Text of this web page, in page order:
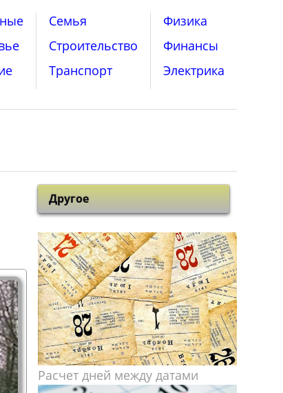
Семья
Строительство
Транспорт
Физика
Финансы
Электрика
Другое
Расчет дней между датами